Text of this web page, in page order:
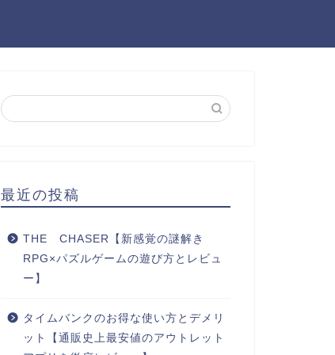
最近の投稿
THE CHASER【新感覚の謎解き
RPG×パズルゲームの遊び方とレビュ
ー】
タイムバンクのお得な使い方とデメリ
ット【通販史上最安値のアウトレット